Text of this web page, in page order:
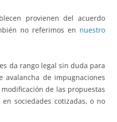
provienen del acuerdo
no referimos en nuestro
da rango legal sin duda para
de impugnaciones
de las propuestas
sociedades cotizadas, o no